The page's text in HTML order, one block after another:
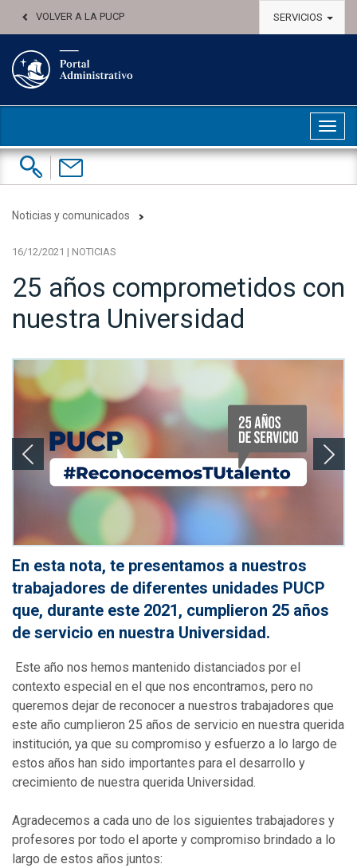
VOLVER A LA PUCP SERVICIOS
Buscar:
Contáctenos
Noticias y comunicados
16/12/2021 | NOTICIAS
25 años comprometidos con
nuestra Universidad
En esta nota, te presentamos a nuestros
trabajadores de diferentes unidades PUCP
que, durante este 2021, cumplieron 25 años
de servicio en nuestra Universidad.
Este año nos hemos mantenido distanciados por el
contexto especial en el que nos encontramos, pero no
queremos dejar de reconocer a nuestros trabajadores que
este año cumplieron 25 años de servicio en nuestra querida
institución, ya que su compromiso y esfuerzo a lo largo de
estos años han sido importantes para el desarrollo y
crecimiento de nuestra querida Universidad.
Agradecemos a cada uno de los siguientes trabajadores y
profesores por todo el aporte y compromiso brindado a lo
largo de estos años juntos: